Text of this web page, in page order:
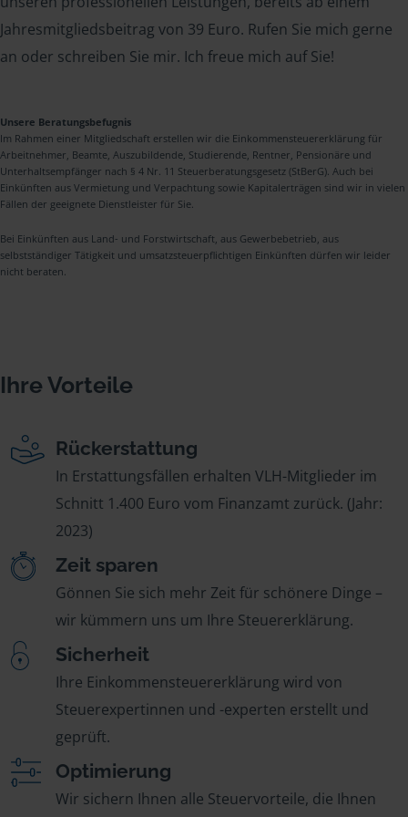
Jahresmitgliedsbeitrag von 39 Euro. Rufen Sie mich gerne
an oder schreiben Sie mir. Ich freue mich auf Sie!
Unsere Beratungsbefugnis
Im Rahmen einer Mitgliedschaft erstellen wir die Einkommensteuererklärung für
Arbeitnehmer, Beamte, Auszubildende, Studierende, Rentner, Pensionäre und
Unterhaltsempfänger nach § 4 Nr. 11 Steuerberatungsgesetz (StBerG). Auch bei
Einkünften aus Vermietung und Verpachtung sowie Kapitalerträgen sind wir in vielen
Fällen der geeignete Dienstleister für Sie.
Bei Einkünften aus Land- und Forstwirtschaft, aus Gewerbebetrieb, aus
selbstständiger Tätigkeit und umsatzsteuerpflichtigen Einkünften dürfen wir leider
nicht beraten.
Ihre Vorteile
Rückerstattung
In Erstattungsfällen erhalten VLH-Mitglieder im
Schnitt 1.400 Euro vom Finanzamt zurück. (Jahr:
2023)
Zeit sparen
Gönnen Sie sich mehr Zeit für schönere Dinge –
wir kümmern uns um Ihre Steuererklärung.
Sicherheit
Ihre Einkommensteuererklärung wird von
Steuerexpertinnen und -experten erstellt und
geprüft.
Optimierung
Wir sichern Ihnen alle Steuervorteile, die Ihnen